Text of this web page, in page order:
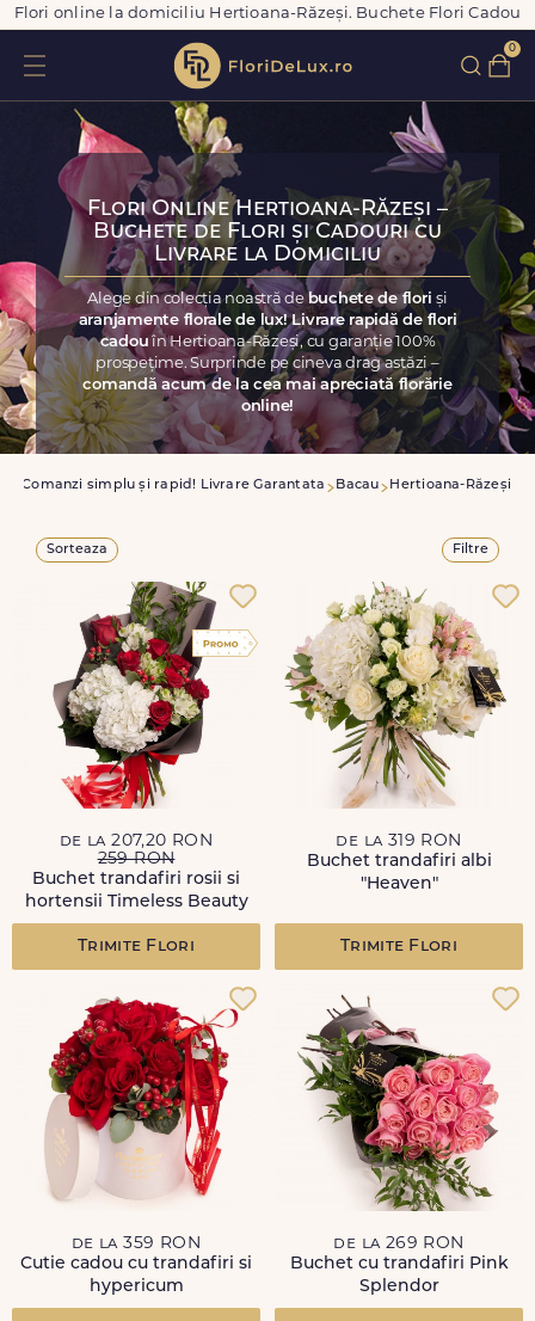
Flori online la domiciliu Hertioana-Răzeși. Buchete Flori Cadou
0
Flori Online Hertioana-Răzeși –
Buchete de Flori și Cadouri cu
Livrare la Domiciliu
Alege din colecția noastră de buchete de floriși
aranjamente florale de lux! Livrare rapidă de flori
cadou în Hertioana-Răzeși, cu garanție 100%
prospețime. Surprinde pe cineva drag astăzi –
comandă acum de la cea mai apreciată florărie
online!
Comanzi simplu și rapid! Livrare Garantata Bacau Hertioana-Răzeși
Sorteaza Filtre
de la 207,20 RON
259 RON
Buchet trandafiri rosii si
hortensii Timeless Beauty
Trimite Flori
de la 319 RON
Buchet trandafiri albi
"Heaven"
Trimite Flori
de la 359 RON
Cutie cadou cu trandafiri si
hypericum
de la 269 RON
Buchet cu trandafiri Pink
Splendor